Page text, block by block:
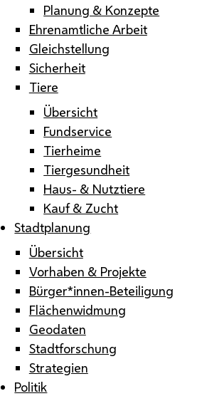
Planung & Konzepte
Ehrenamtliche Arbeit
Gleichstellung
Sicherheit
Tiere
Übersicht
Fundservice
Tierheime
Tiergesundheit
Haus- & Nutztiere
Kauf & Zucht
Stadtplanung
Übersicht
Vorhaben & Projekte
Bürger*innen-Beteiligung
Flächenwidmung
Geodaten
Stadtforschung
Strategien
Politik